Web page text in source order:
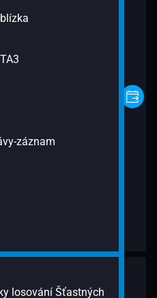
záznam
losování Šťastných